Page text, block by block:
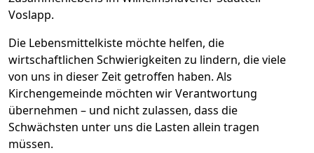
Voslapp.
Die Lebensmittelkiste möchte helfen, die
wirtschaftlichen Schwierigkeiten zu lindern, die viele
von uns in dieser Zeit getroffen haben. Als
Kirchengemeinde möchten wir Verantwortung
übernehmen – und nicht zulassen, dass die
Schwächsten unter uns die Lasten allein tragen
müssen.